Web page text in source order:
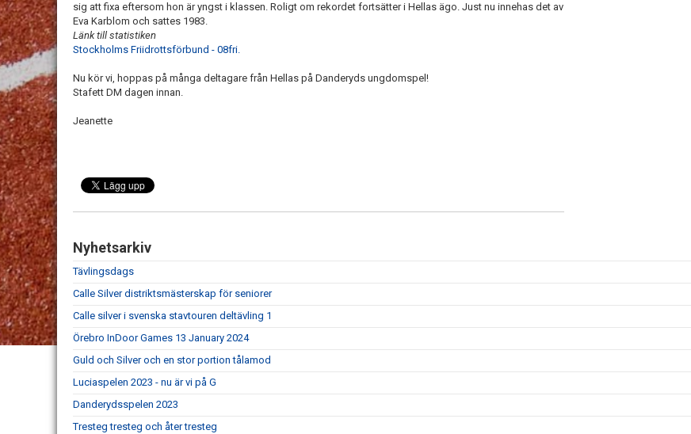
sig att fixa eftersom hon är yngst i klassen. Roligt om rekordet fortsätter i Hellas ägo. Just nu innehas det av
Eva Karblom och sattes 1983.
Länk till statistiken
Stockholms Friidrottsförbund - 08fri.
Nu kör vi, hoppas på många deltagare från Hellas på Danderyds ungdomspel!
Stafett DM dagen innan.
Jeanette
Nyhetsarkiv
Tävlingsdags
Calle Silver distriktsmästerskap för seniorer
Calle silver i svenska stavtouren deltävling 1
Örebro InDoor Games 13 January 2024
Guld och Silver och en stor portion tålamod
Luciaspelen 2023 - nu är vi på G
Danderydsspelen 2023
Tresteg tresteg och åter tresteg